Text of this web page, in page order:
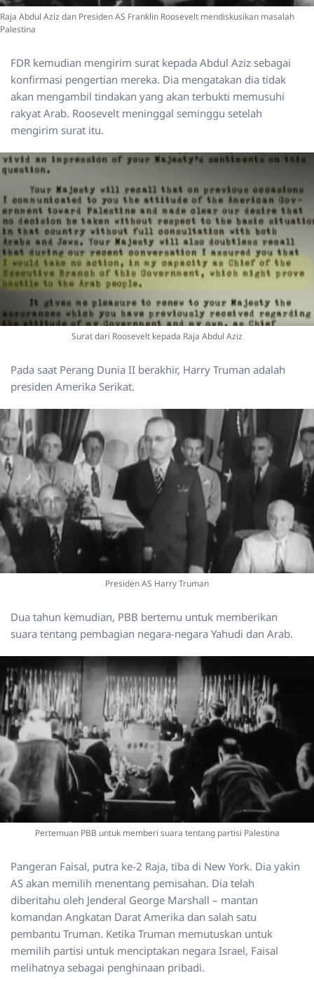
Raja Abdul Aziz dan Presiden AS Franklin Roosevelt mendiskusikan masalah
Palestina
FDR kemudian mengirim surat kepada Abdul Aziz sebagai
konfirmasi pengertian mereka. Dia mengatakan dia tidak
akan mengambil tindakan yang akan terbukti memusuhi
rakyat Arab. Roosevelt meninggal seminggu setelah
mengirim surat itu.
Surat dari Roosevelt kepada Raja Abdul Aziz
Pada saat Perang Dunia II berakhir, Harry Truman adalah
presiden Amerika Serikat.
Presiden AS Harry Truman
Dua tahun kemudian, PBB bertemu untuk memberikan
suara tentang pembagian negara-negara Yahudi dan Arab.
Pertemuan PBB untuk memberi suara tentang partisi Palestina
Pangeran Faisal, putra ke-2 Raja, tiba di New York. Dia yakin
AS akan memilih menentang pemisahan. Dia telah
diberitahu oleh Jenderal George Marshall – mantan
komandan Angkatan Darat Amerika dan salah satu
pembantu Truman. Ketika Truman memutuskan untuk
memilih partisi untuk menciptakan negara Israel, Faisal
melihatnya sebagai penghinaan pribadi.